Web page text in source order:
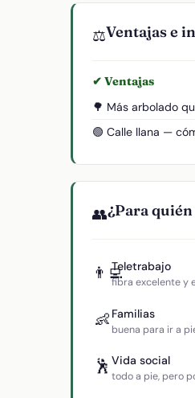
⚖️Ventajas e
✔ Ventajas
🌳 Más arbolado
🟢 Calle llana —
👥¿Para
👨‍💻Teletrabajo
fibra excelente y
👶 Familias
buena para ir a
🕺 Vida social
todo a pie, pero